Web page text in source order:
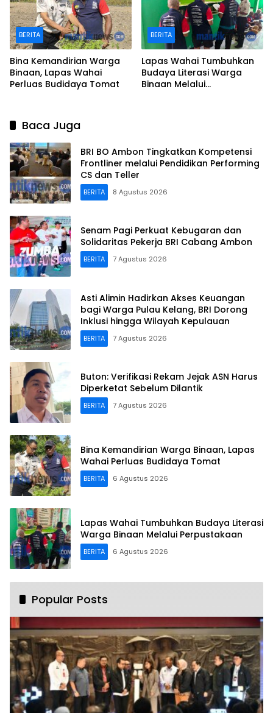
BERITA
Bina Kemandirian Warga
Binaan, Lapas Wahai
Perluas Budidaya Tomat
BERITA
Lapas Wahai Tumbuhkan
Budaya Literasi Warga
Binaan Melalui
Baca Juga
BRI BO Ambon Tingkatkan Kompetensi
Frontliner melalui Pendidikan Performing
CS dan Teller
BERITA 8 Agustus 2026
Senam Pagi Perkuat Kebugaran dan
Solidaritas Pekerja BRI Cabang Ambon
BERITA 7 Agustus 2026
Asti Alimin Hadirkan Akses Keuangan
bagi Warga Pulau Kelang, BRI Dorong
Inklusi hingga Wilayah Kepulauan
BERITA 7 Agustus 2026
Buton: Verifikasi Rekam Jejak ASN Harus
Diperketat Sebelum Dilantik
BERITA 7 Agustus 2026
Bina Kemandirian Warga Binaan, Lapas
Wahai Perluas Budidaya Tomat
BERITA 6 Agustus 2026
Lapas Wahai Tumbuhkan Budaya Literasi
Warga Binaan Melalui Perpustakaan
BERITA 6 Agustus 2026
Popular Posts